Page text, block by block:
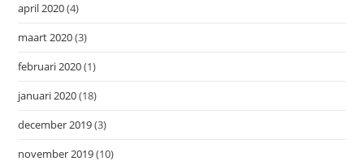
april 2020(4)
maart 2020(3)
februari 2020(1)
januari 2020(18)
december 2019(3)
november 2019(10)